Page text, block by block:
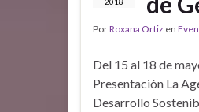
PorRoxana Ortiz en
Del 15 al 18 de
Presentación La
Desarrollo